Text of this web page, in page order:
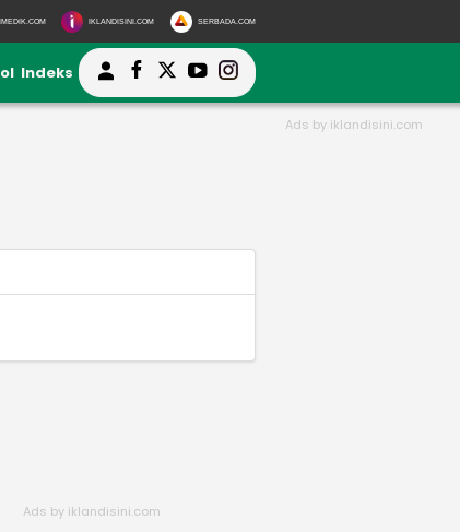
IKLANDISINI.COM SERBADA.COM
Indeks